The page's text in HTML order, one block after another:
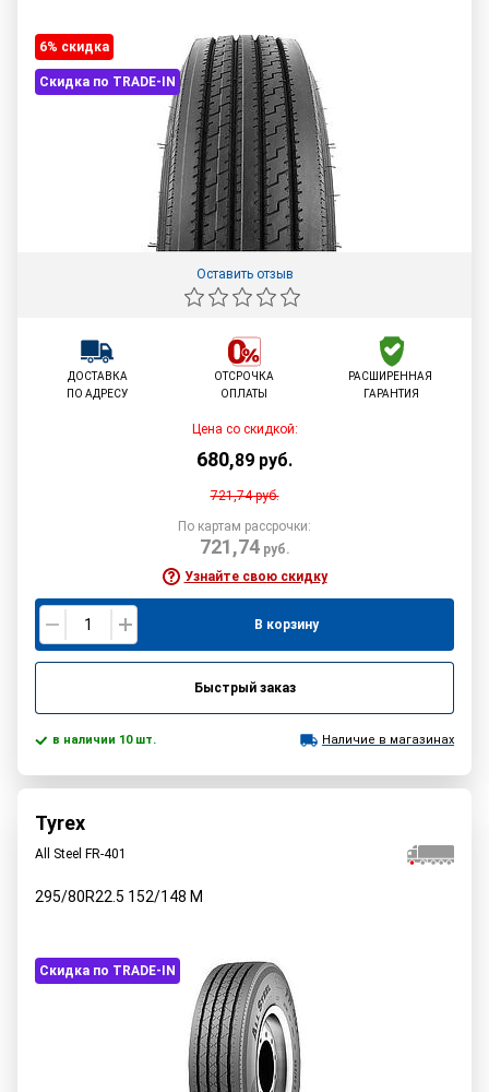
6% cкидка
Скидка по TRADE-IN
Оставить отзыв
ДОСТАВКА
ПО АДРЕСУ
ОТСРОЧКА
ОПЛАТЫ
РАСШИРЕННАЯ
ГАРАНТИЯ
Цена со скидкой:
680,89 руб.
721,74руб.
По картам рассрочки:
721,74руб.
Узнайте свою скидку
В корзину
Быстрый заказ
в наличии 10 шт. Наличие в магазинах
Tyrex
All Steel FR-401
295/80R22.5 152/148 M
Скидка по TRADE-IN